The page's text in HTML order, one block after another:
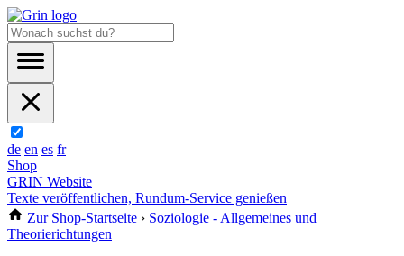
de en es fr
Shop
GRIN Website
Texte veröffentlichen, Rundum-Service genießen
Zur Shop-Startseite › Soziologie - Allgemeines und
Theorierichtungen